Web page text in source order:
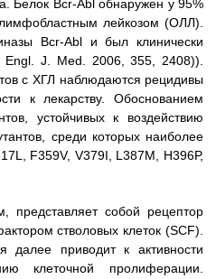
Белок Bcr-Abl обнаружен у 95%
лейкозом (ОЛЛ).
Bcr-Abl и был клинически
J. Med. 2006, 355, 2408)).
с ХГЛ наблюдаются рецидивы
к лекарству. Обоснованием
устойчивых к воздействию
среди которых наиболее
F359V, V379I, L387M, Н396Р,
представляет собой рецептор
стволовых клеток (SCF).
далее приводит к активности
клеточной пролиферации.